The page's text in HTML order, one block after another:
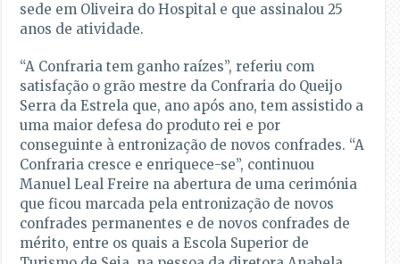
sede em Oliveira do Hospital e que assinalou 25
anos de atividade.
“A Confraria tem ganho raízes”, referiu com
satisfação o grão mestre da Confraria do Queijo
Serra da Estrela que, ano após ano, tem assistido a
uma maior defesa do produto rei e por
conseguinte à entronização de novos confrades. “A
Confraria cresce e enriquece-se”, continuou
Manuel Leal Freire na abertura de uma cerimónia
que ficou marcada pela entronização de novos
confrades permanentes e de novos confrades de
mérito, entre os quais a Escola Superior de